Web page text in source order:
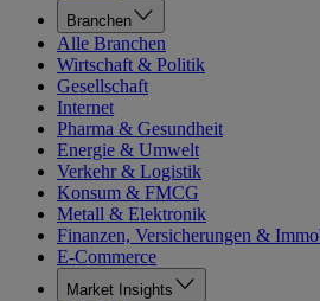
Branchen
Alle Branchen
Wirtschaft & Politik
Gesellschaft
Internet
Pharma & Gesundheit
Energie & Umwelt
Verkehr & Logistik
Konsum & FMCG
Metall & Elektronik
Finanzen, Versicherungen &
E-Commerce
Market Insights